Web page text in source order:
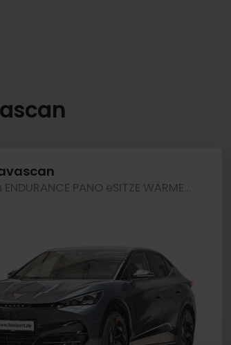
Tavascan ENDURANCE PANO eSITZE WÄRMEPUME HEADUP